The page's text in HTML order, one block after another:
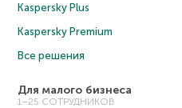
Kaspersky Plus
Kaspersky Premium
Все решения
Для малого бизнеса
1–25 СОТРУДНИКОВ